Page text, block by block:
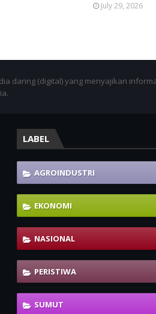
July 29, 2026
daring (digital) yang menyajikan
LABEL
AGROINDUSTRI
EKONOMI
NASIONAL
PERISTIWA
SUMUT